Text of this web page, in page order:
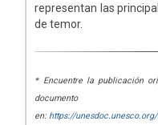
representan las
de temor.
* Encuentre la publicación
documento
en:https://